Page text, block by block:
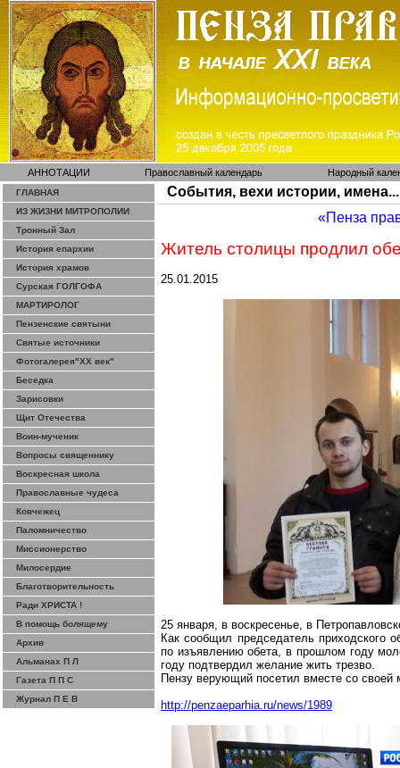
АННОТАЦИИ Православный календарь Народный
ГЛАВНАЯ
ИЗ ЖИЗНИ МИТРОПОЛИИ
Тронный Зал
История епархии
История храмов
Сурская ГОЛГОФА
МАРТИРОЛОГ
Пензенские святыни
Святые источники
Фотогалерея"ХХ век"
Беседка
Зарисовки
Щит Отечества
Воин-мученик
Вопросы священнику
Воскресная школа
Православные чудеса
Ковчежец
Паломничество
Миссионерство
Милосердие
Благотворительность
Ради ХРИСТА !
В помощь болящему
Архив
Альманах П Л
Газета П П С
Журнал П Е В
События, вехи истории, имена...
«Пенза
Житель столицы продлил
25.01.2015
25 января, в воскресенье, в
Как сообщил председатель приходского
по изъявлению обета, в прошлом году
году подтвердил желание жить трезво.
Пензу верующий посетил вместе со своей
http://penzaeparhia.ru/news/1989